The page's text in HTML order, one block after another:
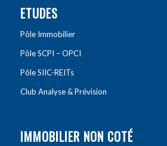
ETUDES
Pôle Immobilier
Pôle SCPI – OPCI
Pôle SIIC-REITs
Club Analyse & Prévision
IMMOBILIER NON COTÉ